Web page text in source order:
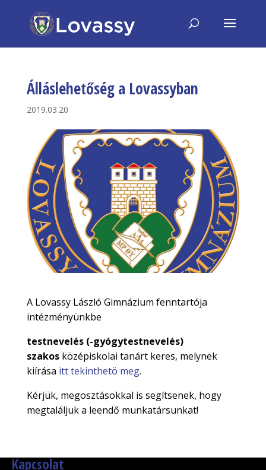
Álláslehetőség a Lovassyban
2019.03.20
A Lovassy László Gimnázium fenntartója
intézményünkbe
testnevelés (-gyógytestnevelés)
szakos középiskolai tanárt keres, melynek
kiírása itt tekinthetö meg.
Kérjük, megosztásokkal is segítsenek, hogy
megtaláljuk a leendő munkatársunkat!
Kapcsolat